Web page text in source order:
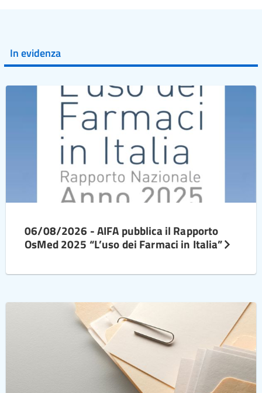
In evidenza
06/08/2026 - AIFA pubblica il Rapporto
OsMed 2025 “L’uso dei Farmaci in Italia”